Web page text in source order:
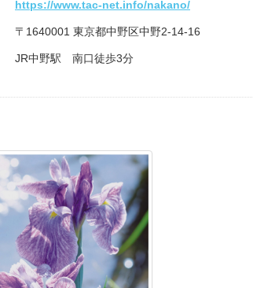
https://www.tac-net.info/nakano/
〒1640001 東京都中野区中野2-14-16
JR中野駅 南口徒歩3分